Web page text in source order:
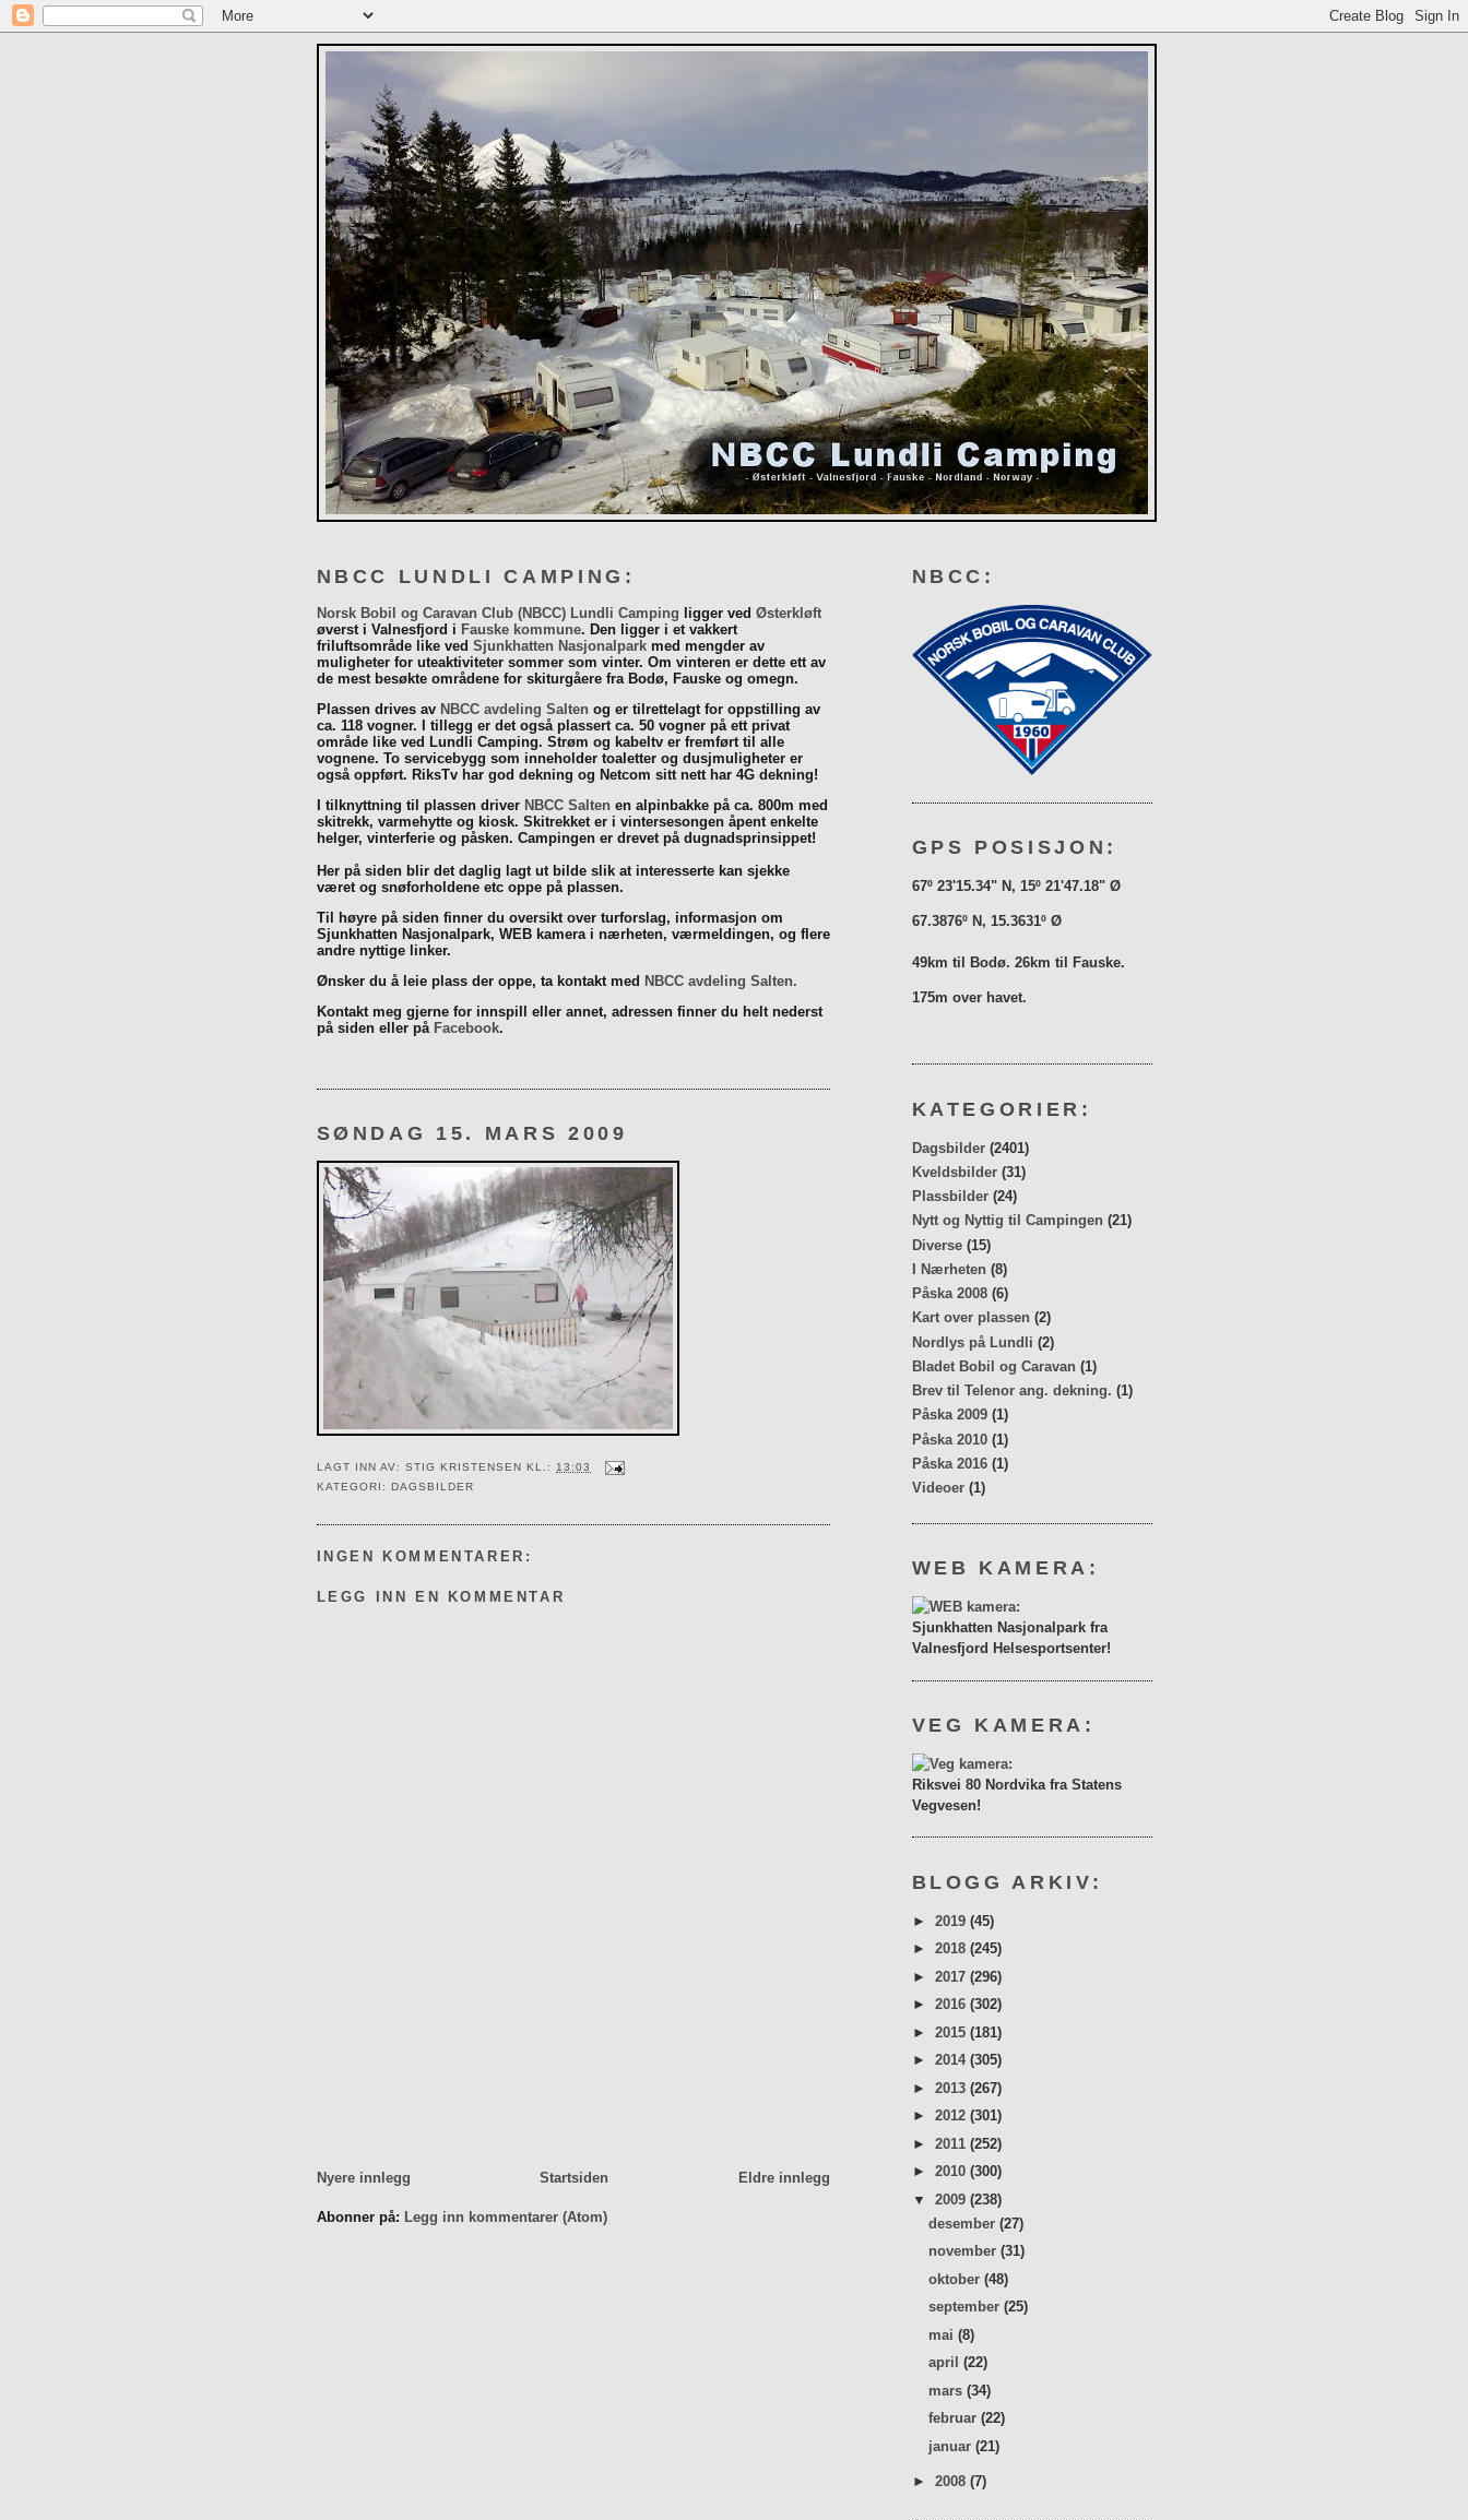
NBCC LUNDLI CAMPING:
Norsk Bobil og Caravan Club (NBCC) Lundli Camping ligger ved Østerkløft
øverst i Valnesfjord i Fauske kommune. Den ligger i et vakkert
friluftsområde like ved Sjunkhatten Nasjonalparkmed mengder av
muligheter for uteaktiviteter sommer som vinter. Om vinteren er dette ett av
de mest besøkte områdene for skiturgåere fra Bodø, Fauske og omegn.
Plassen drives av NBCC avdeling Salten og er tilrettelagt for oppstilling av
ca. 118 vogner. I tillegg er det også plassert ca. 50 vogner på ett privat
område like ved Lundli Camping. Strøm og kabeltv er fremført til alle
vognene. To servicebygg som inneholder toaletter og dusjmuligheter er
også oppført. RiksTv har god dekning og Netcom sitt nett har 4G dekning!
I tilknyttning til plassen driver NBCC Salten en alpinbakke på ca. 800m med
skitrekk, varmehytte og kiosk. Skitrekket er i vintersesongen åpent enkelte
helger, vinterferie og påsken. Campingen er drevet på dugnadsprinsippet!
Her på siden blir det daglig lagt ut bilde slik at interesserte kan sjekke
været og snøforholdene etc oppe på plassen.
Til høyre på siden finner du oversikt over turforslag, informasjon om
Sjunkhatten Nasjonalpark, WEB kamera i nærheten, værmeldingen, og flere
andre nyttige linker.
Ønsker du å leie plass der oppe, ta kontakt med NBCC avdeling Salten.
Kontakt meg gjerne for innspill eller annet, adressen finner du helt nederst
på siden eller på Facebook.
SØNDAG 15. MARS 2009
LAGT INN AV: STIG KRISTENSEN KL.: 13:03
KATEGORI: DAGSBILDER
INGEN KOMMENTARER:
LEGG INN EN KOMMENTAR
Nyere innlegg Eldre innlegg
Startsiden
Abonner på: Legg inn kommentarer (Atom)
NBCC:
GPS POSISJON:
67º 23'15.34" N, 15º 21'47.18" Ø
67.3876º N, 15.3631º Ø
49km til Bodø. 26km til Fauske.
175m over havet.
KATEGORIER:
Dagsbilder (2401)
Kveldsbilder (31)
Plassbilder (24)
Nytt og Nyttig til Campingen (21)
Diverse (15)
I Nærheten (8)
Påska 2008 (6)
Kart over plassen (2)
Nordlys på Lundli (2)
Bladet Bobil og Caravan (1)
Brev til Telenor ang. dekning. (1)
Påska 2009 (1)
Påska 2010 (1)
Påska 2016 (1)
Videoer (1)
WEB KAMERA:
Sjunkhatten Nasjonalpark fra
Valnesfjord Helsesportsenter!
VEG KAMERA:
Riksvei 80 Nordvika fra Statens
Vegvesen!
BLOGG ARKIV:
► 2019 (45)
► 2018 (245)
► 2017 (296)
► 2016 (302)
► 2015 (181)
► 2014 (305)
► 2013 (267)
► 2012 (301)
► 2011 (252)
► 2010 (300)
▼ 2009 (238)
desember(27)
november(31)
oktober(48)
september(25)
mai(8)
april(22)
mars(34)
februar(22)
januar(21)
► 2008 (7)